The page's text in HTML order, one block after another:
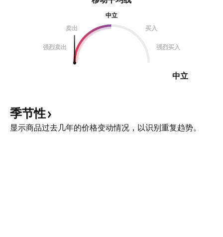
中立
卖出
买入
强烈卖出 强烈买入
中立
季节性
显示商品过去几年的价格变动情况，以识别重复趋势。